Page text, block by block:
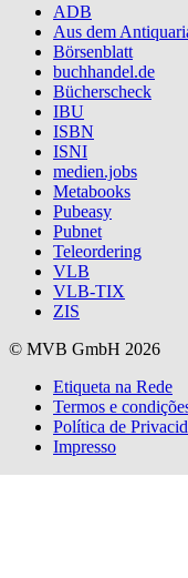
ADB
Aus dem
Börsenblatt
buchhandel.de
Bücherscheck
IBU
ISBN
ISNI
medien.jobs
Metabooks
Pubeasy
Pubnet
Teleordering
VLB
VLB-TIX
ZIS
© MVB GmbH 2026
Etiqueta na Rede
Termos e
Política de
Impresso